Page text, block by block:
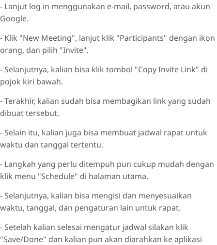
- Lanjut log in menggunakan e-mail, password, atau akun
Google.
- Klik "New Meeting", lanjut klik "Participants" dengan ikon
orang, dan pilih "Invite".
- Selanjutnya, kalian bisa klik tombol "Copy Invite Link" di
pojok kiri bawah.
- Terakhir, kalian sudah bisa membagikan link yang sudah
dibuat tersebut.
- Selain itu, kalian juga bisa membuat jadwal rapat untuk
waktu dan tanggal tertentu.
- Langkah yang perlu ditempuh pun cukup mudah dengan
klik menu "Schedule" di halaman utama.
- Selanjutnya, kalian bisa mengisi dan menyesuaikan
waktu, tanggal, dan pengaturan lain untuk rapat.
- Setelah kalian selesai mengatur jadwal silakan klik
"Save/Done" dan kalian pun akan diarahkan ke aplikasi